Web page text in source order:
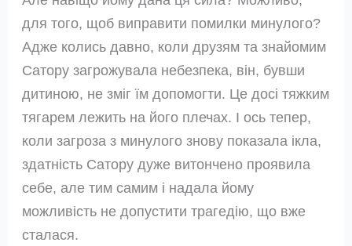
для того, щоб виправити помилки минулого?
Адже колись давно, коли друзям та знайомим
Сатору загрожувала небезпека, він, бувши
дитиною, не зміг їм допомогти. Це досі тяжким
тягарем лежить на його плечах. І ось тепер,
коли загроза з минулого знову показала ікла,
здатність Сатору дуже витончено проявила
себе, але тим самим і надала йому
можливість не допустити трагедію, що вже
сталася.